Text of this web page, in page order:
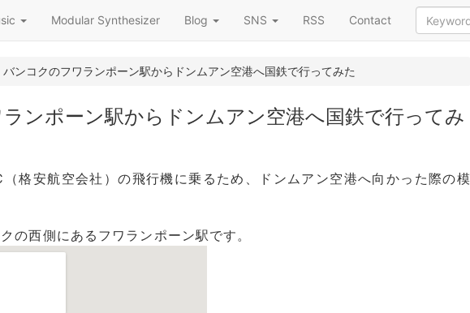
Modular Synthesizer Blog SNS RSS Contact
バンコクのフワランポーン駅からドンムアン空港へ国鉄で行ってみた
ンポーン駅からドンムアン空港へ国鉄で行ってみ
格安航空会社）の飛行機に乗るため、ドンムアン空港へ向かった際の模
の西側にあるフワランポーン駅です。